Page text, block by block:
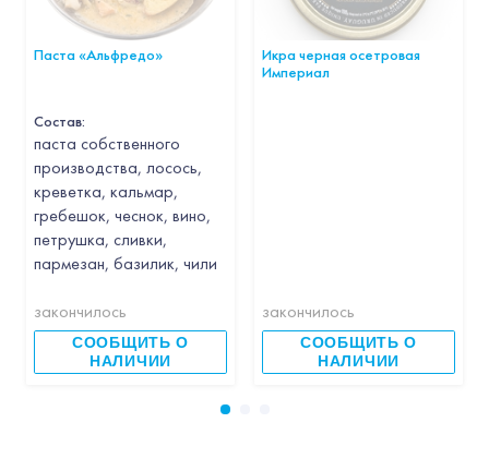
Паста «Альфредо»
Состав:
паста собственного
производства, лосось,
креветка, кальмар,
гребешок, чеснок, вино,
петрушка, сливки,
пармезан, базилик, чили
закончилось
СООБЩИТЬ О
НАЛИЧИИ
Икра черная осетровая
Империал
закончилось
СООБЩИТЬ О
НАЛИЧИИ